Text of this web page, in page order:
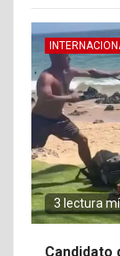
3 lectura
Candidato